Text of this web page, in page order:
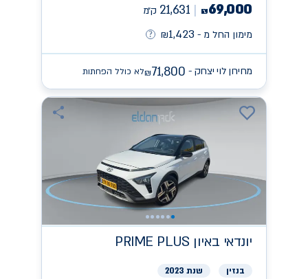
₪69,000
21,631 ק״מ
מימון החל מ -
₪1,423
מחירון לוי יצחק - ₪71,800 לא כולל הפחתות
יונדאי PRIME PLUS באיון
בנזין שנת 2023